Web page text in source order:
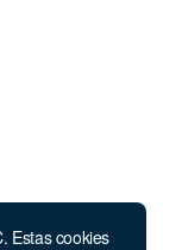
Estas cookies